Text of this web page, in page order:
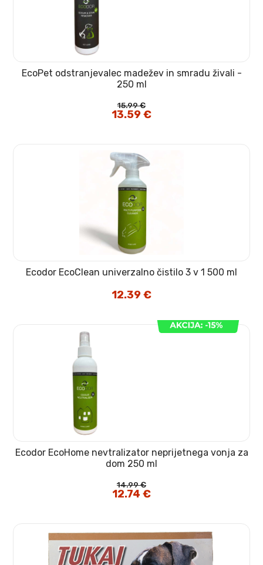
EcoPet odstranjevalec madežev in smradu živali -
250 ml
15.99€
Izvirna
cena
13.59€Trenutna
cena
Ecodor EcoClean univerzalno čistilo 3 v 1 500 ml
12.39€
Ecodor EcoHome nevtralizator neprijetnega vonja za
dom 250 ml
14.99€
Izvirna
cena
12.74 €Trenutna
cena